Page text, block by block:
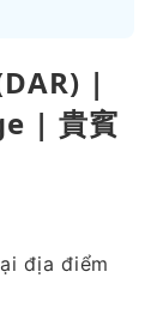
|
| 貴賓
địa điểm